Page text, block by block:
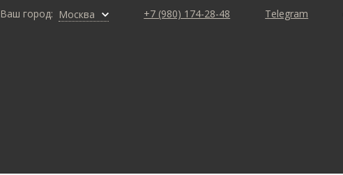
Ваш город: Москва +7 (980) 174-28-48 Telegram